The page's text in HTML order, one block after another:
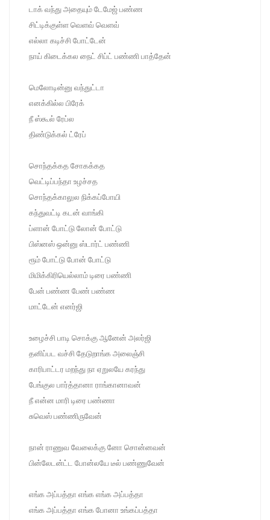
டாக் வந்து அதையும் டேமேஜ் பண்ண
சிட்டிக்குள்ள வெளவ் வெளவ்
எல்லா கடிச்சி போட்டேன்
நாய் கிடைக்கல நைட் சிப்ட் பண்ணி பாத்தேன்
மெலோடின்னு வந்துட்டா
எனக்கில்ல பிரேக்
நீ ஸ்கூல் ரேப்ல
திண்டுக்கல் ட்ரேப்
சொந்தக்கத சோகக்கத
வெட்டிப்பந்தா உழச்சத
சொந்தக்காலுல நிக்கப்போயி
கந்துவட்டி கடன் வாங்கி
ப்ளான் போட்டு லோன் போட்டு
பிஸ்னஸ் ஒன்னு ஸ்டார்ட் பண்ணி
ரூம் போட்டு போன் போட்டு
மிமிக்கிரியெல்லாம் டிரை பண்ணி
பேன் பண்ண பேண் பண்ண
மாட்டேன் எனர்ஜி
உழைச்சி பாடி சொக்கு ஆனேன் அலர்ஜி
தனிப்பட வச்சி தேடுறாங்க அலைஞ்சி
காரிபாட்டர மறந்து நா ஏறுலயே கரந்து
பேங்குல பார்த்தானா ராங்கானாவன்
நீ என்ன மாரி டிரை பண்ணா
சுவெஸ் பண்ணிருவேன்
நான் ராணுவ வேலைக்கு னோ சொன்னவன்
பின்லேடன்ட்ட போன்லயே டீல் பண்ணுவேன்
எங்க அப்பத்தா எங்க எங்க அப்பத்தா
எங்க அப்பத்தா எங்க போனா உங்கப்பத்தா